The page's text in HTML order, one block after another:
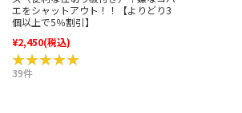
エをシャットアウト！！【よりどり3
個以上で5％割引】
¥2,450(税込)
★★★★★
★★★★★
39件